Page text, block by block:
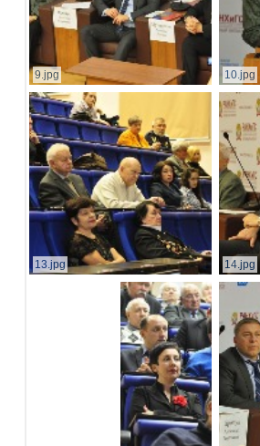
9.jpg 10.jpg
13.jpg 14.jpg